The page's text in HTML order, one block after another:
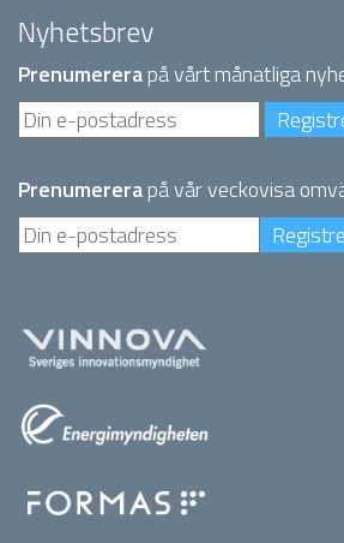
Nyhetsbrev
Prenumererapå vårt månatliga
Prenumererapå vår veckovisa